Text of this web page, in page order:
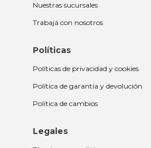
Nuestras sucursales
Trabajá con nosotros
Políticas
Políticas de privacidad y cookies
Política de garantía y devolución
Política de cambios
Legales